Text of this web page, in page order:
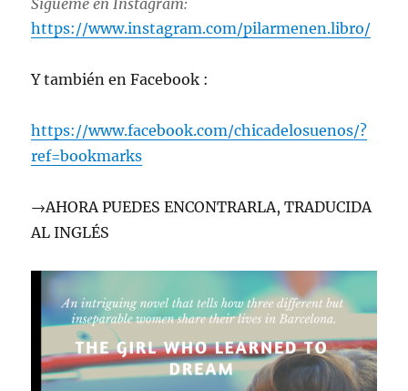
Sígueme en Instagram:
https://www.instagram.com/pilarmenen.libro/
Y también en Facebook :
https://www.facebook.com/chicadelosuenos/?
ref=bookmarks
→AHORA PUEDES ENCONTRARLA, TRADUCIDA
AL INGLÉS